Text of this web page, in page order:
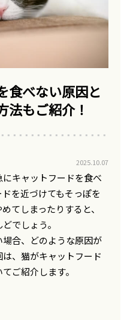
食べない原因と
法もご紹介！
2025.10.07
キャットフードを食べ
を近づけてもそっぽを
てしまったりすると、
でしょう。
合、どのような原因が
、猫がキャットフード
ご紹介します。